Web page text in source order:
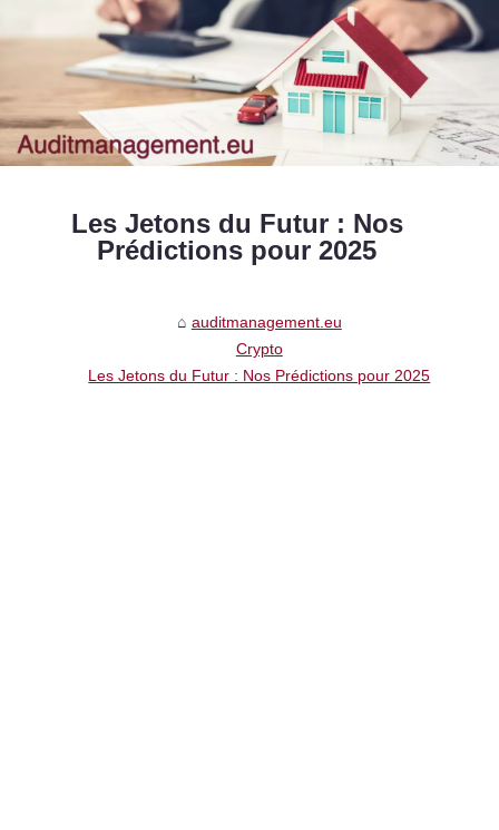
Les Jetons du Futur : Nos
Prédictions pour 2025
auditmanagement.eu
Crypto
Les Jetons du Futur : Nos Prédictions pour 2025